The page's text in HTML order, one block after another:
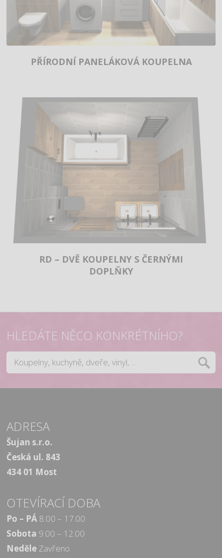
PŘÍRODNÍ PANELÁKOVÁ KOUPELNA
RD – DVĚ KOUPELNY S ČERNÝMI
DOPLŇKY
HLEDÁTE NĚCO KONKRÉTNÍHO?
ADRESA
Šujan s.r.o.
Česká ul. 843
434 01 Most
OTEVÍRACÍ DOBA
Po – PÁ 8.00 – 17.00
Sobota 9.00 – 12.00
Neděle Zavřeno